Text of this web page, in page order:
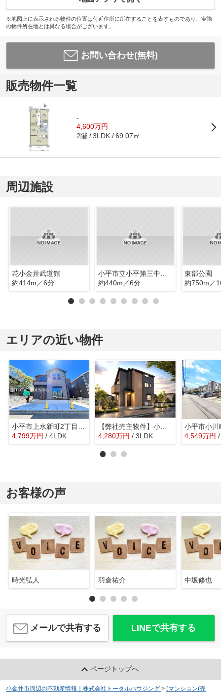
※地図上に表示される物件の位置は付近住所に所在することを表すものであり、実際
の物件所在地とは異なる場合がございます。
お問い合わせ(無料)
販売物件一覧
-
4,600万円
2階 3LDK 69.07㎡
周辺施設
花小金井武道館
約414m／6分
約440m／6分
東部公園
約750m／
エリアの近い物件
4,799万円 / 4LDK
【弊社売主物件】小平市小川東町5丁目 新築戸建 全1棟
4,280万円 / 3LDK 4,549万円
お客様の声
時光弘人 羽倉祐介 中坂修也
メールで共有する LINEで共有する
ページトップへ
小金井市周辺の不動産情報｜株式会社トータルハウジング > (マンション(売